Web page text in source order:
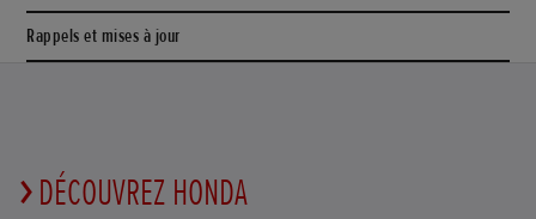
Rappels et mises à jour
DÉCOUVREZ HONDA